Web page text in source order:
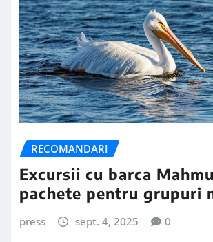
RECOMANDARI
Excursii cu barca
pachete pentru grupuri
press sept. 4, 2025 0